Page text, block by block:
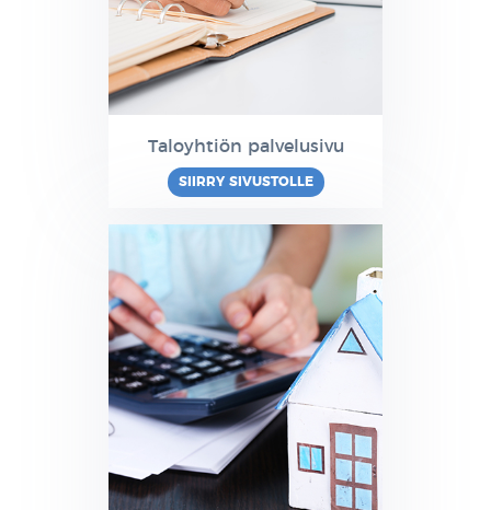
Taloyhtiön palvelusivu
SIIRRY SIVUSTOLLE